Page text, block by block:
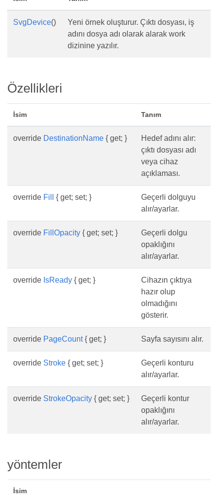
SvgDevice()
Yeni örnek oluşturur. Çıktı dosyası, iş
adını dosya adı olarak alarak work
dizinine yazılır.
Özellikleri
İsim Tanım
override DestinationName { get; }
Hedef adını alır:
çıktı dosyası adı
veya cihaz
açıklaması.
override Fill { get; set; }
Geçerli dolguyu
alır/ayarlar.
override FillOpacity { get; set; }
Geçerli dolgu
opaklığını
alır/ayarlar.
override IsReady { get; }
Cihazın çıktıya
hazır olup
olmadığını
gösterir.
override PageCount{ get; } Sayfa sayısını alır.
override Stroke { get; set; }
Geçerli konturu
alır/ayarlar.
override StrokeOpacity { get; set; }
Geçerli kontur
opaklığını
alır/ayarlar.
yöntemler
İsim